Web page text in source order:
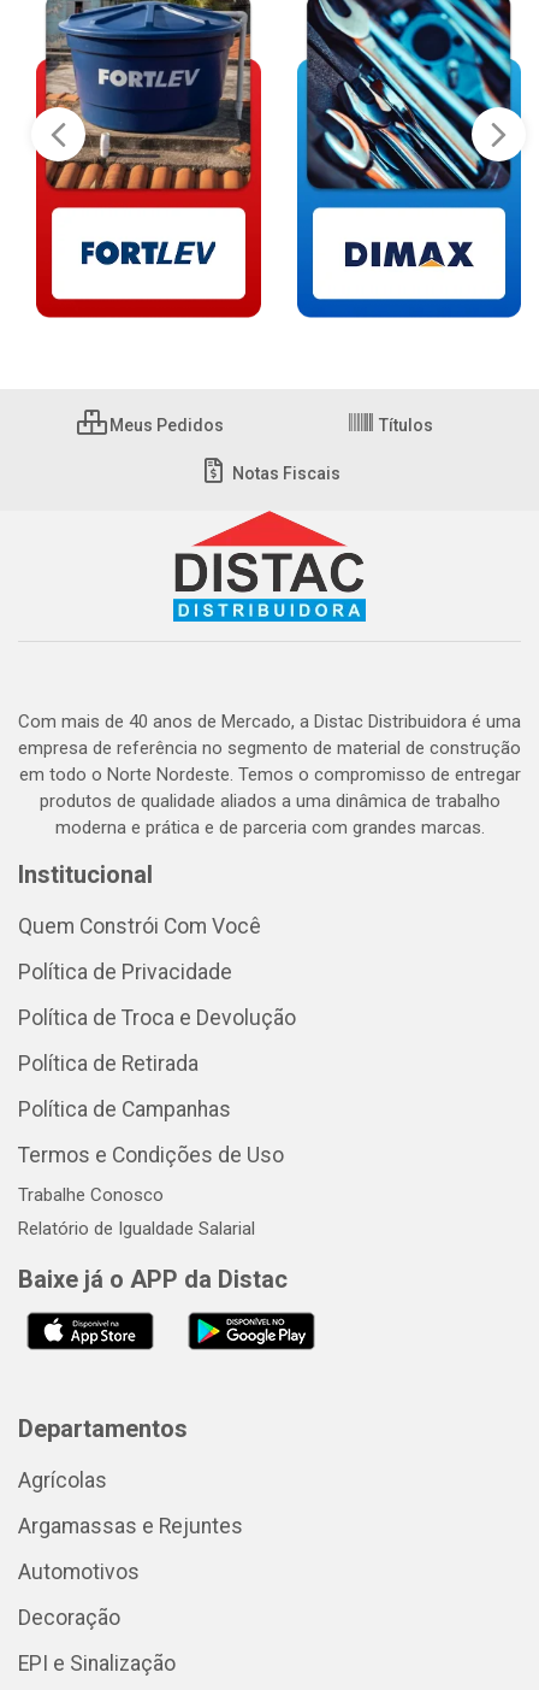
Meus Pedidos Títulos
Notas Fiscais
Com mais de 40 anos de Mercado, a Distac Distribuidora é uma
empresa de referência no segmento de material de construção
em todo o Norte Nordeste. Temos o compromisso de entregar
produtos de qualidade aliados a uma dinâmica de trabalho
moderna e prática e de parceria com grandes marcas.
Institucional
Quem Constrói Com Você
Política de Privacidade
Política de Troca e Devolução
Política de Retirada
Política de Campanhas
Termos e Condições de Uso
Trabalhe Conosco
Relatório de Igualdade Salarial
Baixe já o APP da Distac
Departamentos
Agrícolas
Argamassas e Rejuntes
Automotivos
Decoração
EPI e Sinalização